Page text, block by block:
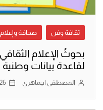
ثقافة وفن صحافة وإعلام
بحوثُ الإعلام
لقاعدة بيانات وطنية
المصطفى اجماهري